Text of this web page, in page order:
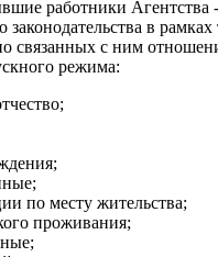
работники Агентства
законодательства в
связанных с ним
режима:
по месту жительства;
проживания;